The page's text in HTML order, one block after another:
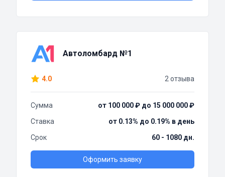
Автоломбард №1
4.0 2 отзыва
Сумма
от 100 000 ₽ до 15 000 000 ₽
Ставка
от 0.13% до 0.19% в день
Срок
60 - 1080 дн.
Оформить заявку